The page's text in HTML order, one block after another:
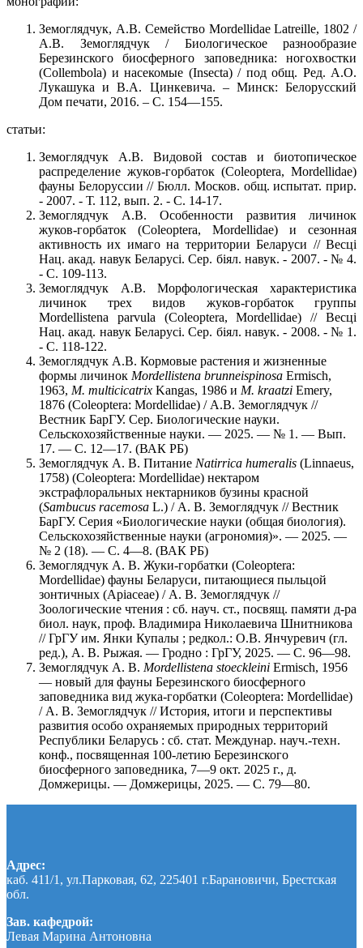
Земоглядчук, А.В. Семейство Mordellidae Latreille, 1802 /
А.В. Земоглядчук / Биологическое разнообразие
Березинского биосферного заповедника: ногохвостки
(Collembola) и насекомые (Insecta) / под общ. Ред. А.О.
Лукашука и В.А. Цинкевича. – Минск: Белорусский
Дом печати, 2016. – С. 154—155.
статьи:
Земоглядчук А.В. Видовой состав и биотопическое
распределение жуков-горбаток (Coleoptera, Mordellidae)
фауны Белоруссии // Бюлл. Москов. общ. испытат. прир.
- 2007. - Т. 112, вып. 2. - С. 14-17.
Земоглядчук А.В. Особенности развития личинок
жуков-горбаток (Coleoptera, Mordellidae) и сезонная
активность их имаго на территории Беларуси // Весцi
Нац. акад. навук Беларусi. Сер. бiял. навук. - 2007. - № 4.
- С. 109-113.
Земоглядчук А.В. Морфологическая характеристика
личинок трех видов жуков-горбаток группы
Mordellistena parvula (Coleoptera, Mordellidae) // Весцi
Нац. акад. навук Беларусi. Сер. бiял. навук. - 2008. - № 1.
- С. 118-122.
Земоглядчук А.В. Кормовые растения и жизненные
формы личинок Mordellistena brunneispinosa Ermisch,
1963, M. multicicatrix Kangas, 1986 и M. kraatzi Emery,
1876 (Coleoptera: Mordellidae) / А.В. Земоглядчук //
Вестник БарГУ. Сер. Биологические науки.
Сельскохозяйственные науки. — 2025. — № 1. — Вып.
17. — С. 12—17. (ВАК РБ)
Земоглядчук А. В. Питание Natirrica humeralis (Linnaeus,
1758) (Coleoptera: Mordellidae) нектаром
экстрафлоральных нектарников бузины красной
(Sambucus racemosa L.) / А. В. Земоглядчук // Вестник
БарГУ. Серия «Биологические науки (общая биология).
Сельскохозяйственные науки (агрономия)». — 2025. —
№ 2 (18). — С. 4—8. (ВАК РБ)
Земоглядчук А. В. Жуки-горбатки (Coleoptera:
Mordellidae) фауны Беларуси, питающиеся пыльцой
зонтичных (Apiaceae) / А. В. Земоглядчук //
Зоологические чтения : сб. науч. ст., посвящ. памяти д-ра
биол. наук, проф. Владимира Николаевича Шнитникова
// ГрГУ им. Янки Купалы ; редкол.: О.В. Янчуревич (гл.
ред.), А. В. Рыжая. — Гродно : ГрГУ, 2025. — С. 96—98.
Земоглядчук А. В. Mordellistena stoeckleini Ermisch, 1956
— новый для фауны Березинского биосферного
заповедника вид жука-горбатки (Coleoptera: Mordellidae)
/ А. В. Земоглядчук // История, итоги и перспективы
развития особо охраняемых природных территорий
Республики Беларусь : сб. стат. Междунар. науч.-техн.
конф., посвященная 100-летию Березинского
биосферного заповедника, 7—9 окт. 2025 г., д.
Домжерицы. — Домжерицы, 2025. — С. 79—80.
Адрес:
каб. 411/1, ул.Парковая, 62, 225401 г.Барановичи, Брестская
обл.
Зав. кафедрой:
Левая Марина Антоновна